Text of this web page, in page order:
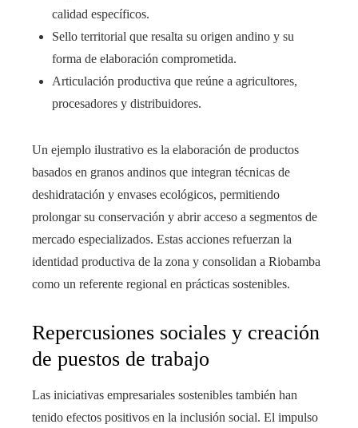
calidad específicos.
Sello territorial que resalta su origen andino y su
forma de elaboración comprometida.
Articulación productiva que reúne a agricultores,
procesadores y distribuidores.
Un ejemplo ilustrativo es la elaboración de productos
basados en granos andinos que integran técnicas de
deshidratación y envases ecológicos, permitiendo
prolongar su conservación y abrir acceso a segmentos de
mercado especializados. Estas acciones refuerzan la
identidad productiva de la zona y consolidan a Riobamba
como un referente regional en prácticas sostenibles.
Repercusiones sociales y creación
de puestos de trabajo
Las iniciativas empresariales sostenibles también han
tenido efectos positivos en la inclusión social. El impulso